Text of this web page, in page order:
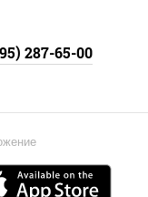
287-65-00